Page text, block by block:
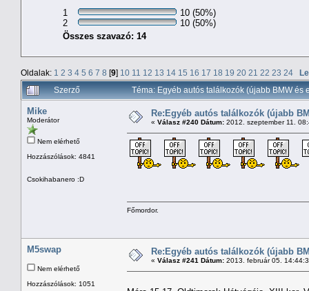
1
10 (50%)
2
10 (50%)
Összes szavazó: 14
Oldalak: 1 2 3 4 5 6 7 8 [9] 10 11 12 13 14 15 16 17 18 19 20 21 22 23 24
Le
Szerző
Téma: Egyéb autós találkozók (újabb BMW
Mike
Moderátor
Nem elérhető
Hozzászólások: 4841
Csokihabanero :D
Re:Egyéb autós találkozók (újabb
« Válasz #240 Dátum: 2012. szeptember 11.
Főmordor.
M5swap
Nem elérhető
Hozzászólások: 1051
Re:Egyéb autós találkozók (újabb
« Válasz #241 Dátum: 2013. február 05.